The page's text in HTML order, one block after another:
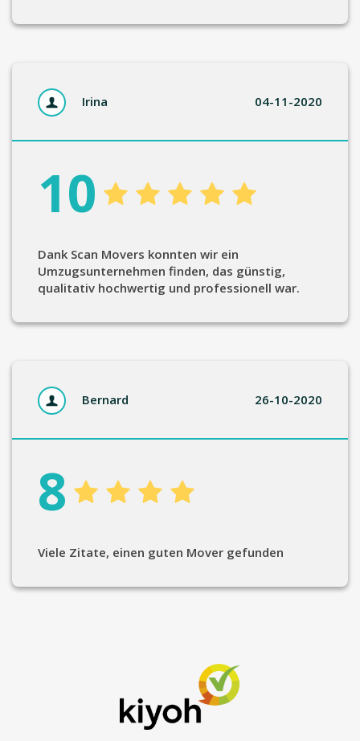
Irina 04-11-2020
10
Dank Scan Movers konnten wir ein
Umzugsunternehmen finden, das günstig,
qualitativ hochwertig und professionell war.
Bernard 26-10-2020
8
Viele Zitate, einen guten Mover gefunden